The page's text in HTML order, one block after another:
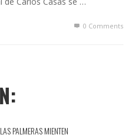
0 Comments
LAS PALMERAS MIENTEN